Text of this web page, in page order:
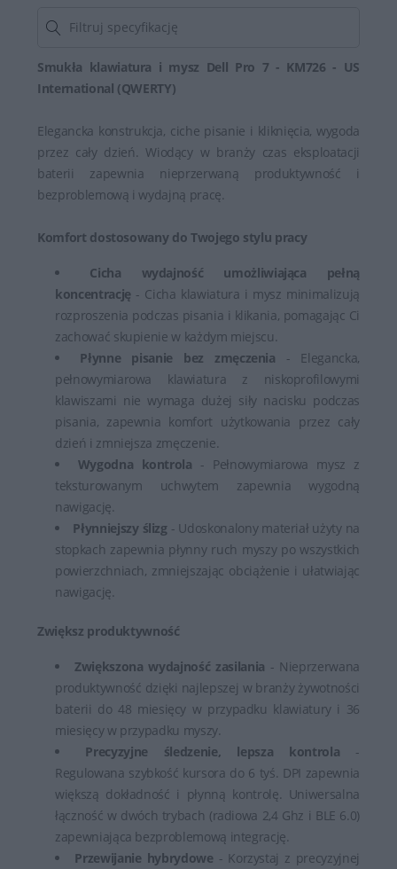
Smukła klawiatura i mysz Dell Pro 7 - KM726 - US
International (QWERTY)
Elegancka konstrukcja, ciche pisanie i kliknięcia, wygoda
przez cały dzień. Wiodący w branży czas eksploatacji
baterii zapewnia nieprzerwaną produktywność i
bezproblemową i wydajną pracę.
Komfort dostosowany do Twojego stylu pracy
Cicha wydajność umożliwiająca pełną
koncentrację - Cicha klawiatura i mysz minimalizują
rozproszenia podczas pisania i klikania, pomagając Ci
zachować skupienie w każdym miejscu.
Płynne pisanie bez zmęczenia - Elegancka,
pełnowymiarowa klawiatura z niskoprofilowymi
klawiszami nie wymaga dużej siły nacisku podczas
pisania, zapewnia komfort użytkowania przez cały
dzień i zmniejsza zmęczenie.
Wygodna kontrola - Pełnowymiarowa mysz z
teksturowanym uchwytem zapewnia wygodną
nawigację.
Płynniejszy ślizg- Udoskonalony materiał użyty na
stopkach zapewnia płynny ruch myszy po wszystkich
powierzchniach, zmniejszając obciążenie i ułatwiając
nawigację.
Zwiększ produktywność
Zwiększona wydajność zasilania - Nieprzerwana
produktywność dzięki najlepszej w branży żywotności
baterii do 48 miesięcy w przypadku klawiatury i 36
miesięcy w przypadku myszy.
Precyzyjne śledzenie, lepsza kontrola -
Regulowana szybkość kursora do 6 tyś. DPI zapewnia
większą dokładność i płynną kontrolę. Uniwersalna
łączność w dwóch trybach (radiowa 2,4 Ghz i BLE 6.0)
zapewniająca bezproblemową integrację.
Przewijanie hybrydowe - Korzystaj z precyzyjnej